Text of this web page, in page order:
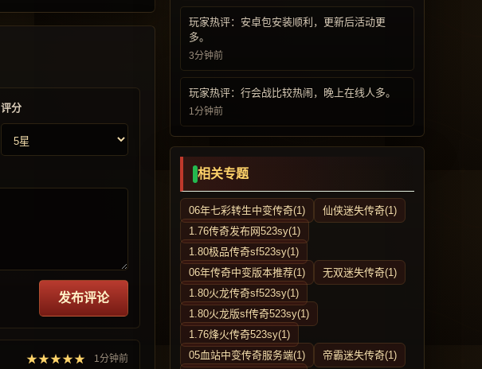
评分
发布评论
★★★★★ 1分钟前
玩家热评：安卓包安装顺利，更新后活动更
多。
3分钟前
玩家热评：行会战比较热闹，晚上在线人多。
1分钟前
相关专题
06年七彩转生中变传奇(1)
仙侠迷失传奇(1)
1.76传奇发布网523sy(1)
1.80极品传奇sf523sy(1)
06年传奇中变版本推荐(1)
无双迷失传奇(1)
1.80火龙传奇sf523sy(1)
1.80火龙版sf传奇523sy(1)
1.76烽火传奇523sy(1)
05血站中变传奇服务端(1)
帝霸迷失传奇(1)